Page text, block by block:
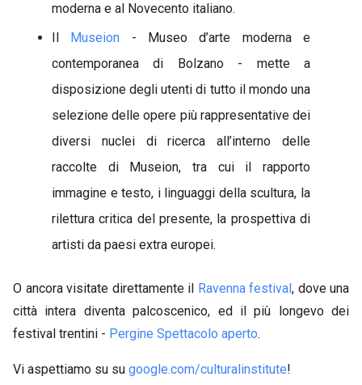
moderna e al Novecento italiano.
Il Museion - Museo d’arte moderna e
contemporanea di Bolzano - mette a
disposizione degli utenti di tutto il mondo una
selezione delle opere più rappresentative dei
diversi nuclei di ricerca all’interno delle
raccolte di Museion, tra cui il rapporto
immagine e testo, i linguaggi della scultura, la
rilettura critica del presente, la prospettiva di
artisti da paesi extra europei.
O ancora visitate direttamente il Ravenna festival, dove una
città intera diventa palcoscenico, ed il più longevo dei
festival trentini - Pergine Spettacolo aperto.
Vi aspettiamo su su google.com/culturalinstitute!